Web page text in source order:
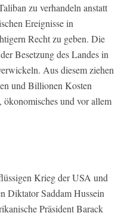
zu verhandeln anstatt
Ereignisse in
Recht zu geben. Die
Besetzung des Landes in
Aus diesem ziehen
und Billionen Kosten
und vor allem
Krieg der USA und
Diktator Saddam Hussein
Präsident Barack